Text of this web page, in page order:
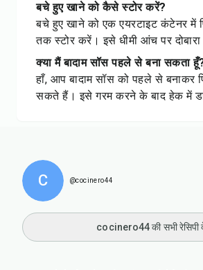
बचे हुए खाने को कैसे स्टोर करें?
बचे हुए खाने को एक एयरटाइट कंटेनर में
तक स्टोर करें। इसे धीमी आंच पर
क्या मैं बादाम सॉस पहले से बना सकता
हाँ, आप बादाम सॉस को पहले से बनाकर
सकते हैं। इसे गरम करने के बाद हेक में
C @cocinero44
cocinero44 की सभी रेसिपी